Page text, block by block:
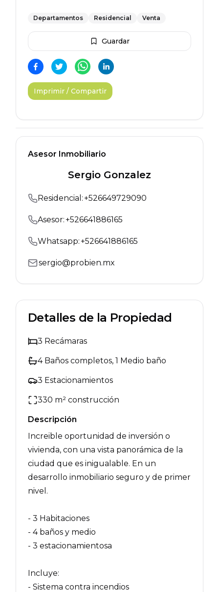
Departamentos Residencial Venta
Guardar
Imprimir / Compartir
Asesor Inmobiliario
Sergio Gonzalez
Residencial :+526649729090
Asesor:+526641886165
Whatsapp:+526641886165
sergio@probien.mx
Detalles de la Propiedad
3 Recámaras
4Baños completos, 1 Medio baño
3 Estacionamientos
330 m² construcción
Descripción
Increible oportunidad de inversión o
vivienda, con una vista panorámica de la
ciudad que es inigualable. En un
desarrollo inmobiliario seguro y de primer
nivel.
- 3 Habitaciones
- 4 baños y medio
- 3 estacionamientosa
Incluye:
- Sistema contra incendios